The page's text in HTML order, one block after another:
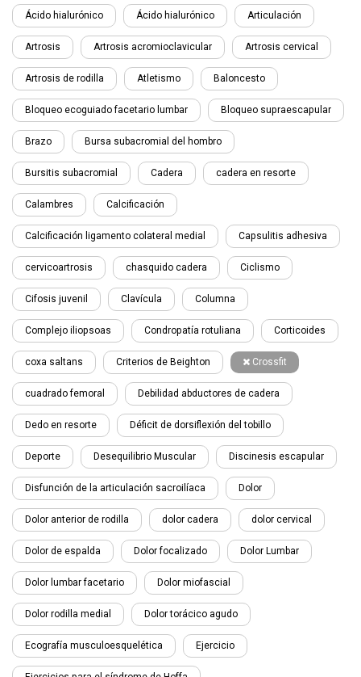
Ácido hialurónico Ácido hialurónico Articulación
Artrosis Artrosis acromioclavicular Artrosis cervical
Artrosis de rodilla Atletismo Baloncesto
Bloqueo ecoguiado facetario lumbar Bloqueo supraescapular
Brazo Bursa subacromial del hombro
Bursitis subacromial Cadera cadera en resorte
Calambres Calcificación
Calcificación ligamento colateral medial Capsulitis adhesiva
cervicoartrosis chasquido cadera Ciclismo
Cifosis juvenil Clavícula Columna
Complejo iliopsoas Condropatía rotuliana Corticoides
coxa saltans Criterios de Beighton Crossfit
cuadrado femoral Debilidad abductores de cadera
Dedo en resorte Déficit de dorsiflexión del tobillo
Deporte Desequilibrio Muscular Discinesis escapular
Disfunción de la articulación sacroilíaca Dolor
Dolor anterior de rodilla dolor cadera dolor cervical
Dolor de espalda Dolor focalizado Dolor Lumbar
Dolor lumbar facetario Dolor miofascial
Dolor rodilla medial Dolor torácico agudo
Ecografía musculoesquelética Ejercicio